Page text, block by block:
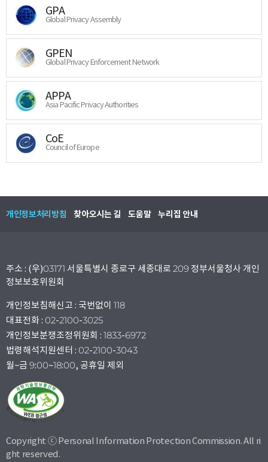
GPA
Global Privacy Assembly
GPEN
Global Privacy Enforcement Network
APPA
Asia Pacific Privacy Authorities
CoE
Council of Europe
개인정보처리방침 찾아오시는 길 도움말 누리집 안내
주소 : (우)03171 서울특별시 종로구 세종대로 209 정부서울청사 개인
정보보호위원회
개인정보침해신고 : 국번없이 118
대표전화 : 02-2100-3025
개인정보분쟁조정위원회 : 1833-6972
법령해석지원센터 : 02-2100-3043
월~금 9:00~18:00, 공휴일 제외
Copyright ⓒ Personal Information Protection Commission. All ri
ght reserved.